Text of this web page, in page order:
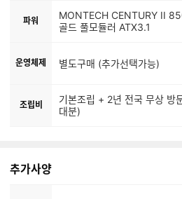
파워
MONTECH CENTURY II
골드 풀모듈러 ATX3.1
운영체제 별도구매 (추가선택가능)
조립비
기본조립 + 2년 전국 무상 방
대분)
추가사양